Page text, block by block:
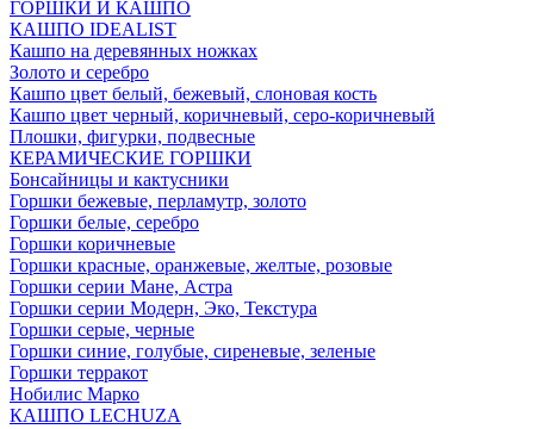
ГОРШКИ И КАШПО
КАШПО IDEALIST
Кашпо на деревянных ножках
Золото и серебро
Кашпо цвет белый, бежевый, слоновая кость
Кашпо цвет черный, коричневый, серо-коричневый
Плошки, фигурки, подвесные
КЕРАМИЧЕСКИЕ ГОРШКИ
Бонсайницы и кактусники
Горшки бежевые, перламутр, золото
Горшки белые, серебро
Горшки коричневые
Горшки красные, оранжевые, желтые, розовые
Горшки серии Мане, Астра
Горшки серии Модерн, Эко, Текстура
Горшки серые, черные
Горшки синие, голубые, сиреневые, зеленые
Горшки терракот
Нобилис Марко
КАШПО LECHUZA